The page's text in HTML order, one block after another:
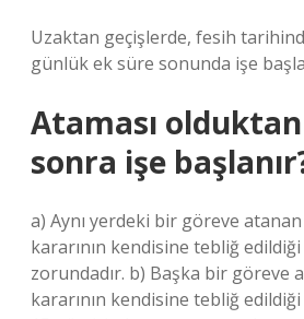
Uzaktan geçişlerde, fesih
günlük ek süre sonunda işe
Ataması
sonra işe
a) Aynı yerdeki bir göreve
kararının kendisine tebliğ
zorundadır. b) Başka bir göreve
kararının kendisine tebliğ